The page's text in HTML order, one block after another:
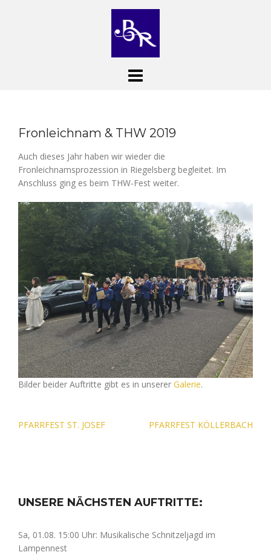
Fronleichnam & THW 2019
Auch dieses Jahr haben wir wieder die
Fronleichnamsprozession in Riegelsberg begleitet. Im
Anschluss ging es beim THW-Fest weiter.
Bilder beider Auftritte gibt es in unserer Galerie.
Beitragsnavigation
PFARRFEST ST. JOSEF PFARRFEST KÖLLERBACH
UNSERE NÄCHSTEN AUFTRITTE:
Sa, 01.08. 15:00 Uhr: Musikalische Schnitzeljagd im
Lampennest